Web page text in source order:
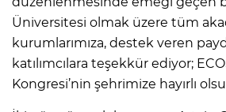
Üniversitesi olmak üzere tüm
kurumlarımıza, destek veren
katılımcılara teşekkür ediyor;
Kongresi’nin şehrimize hayırlı